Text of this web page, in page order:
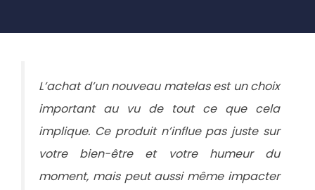
L’achat d’un nouveau matelas est un choix
important au vu de tout ce que cela
implique. Ce produit n’influe pas juste sur
votre bien-être et votre humeur du
moment, mais peut aussi même impacter